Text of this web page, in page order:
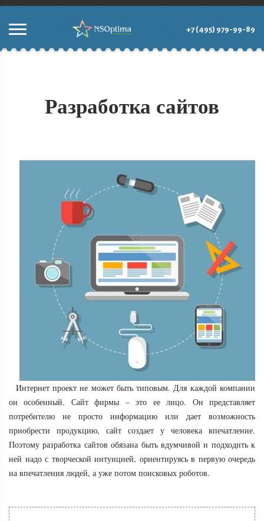
+7 (495) 979-99-89
Разработка сайтов
Интернет проект не может быть типовым. Для каждой компании
он особенный. Сайт фирмы – это ее лицо. Он представляет
потребителю не просто информацию или дает возможность
приобрести продукцию, сайт создает у человека впечатление.
Поэтому разработка сайтов обязана быть вдумчивой и подходить к
ней надо с творческой интуицией, ориентируясь в первую очередь
на впечатления людей, а уже потом поисковых роботов.